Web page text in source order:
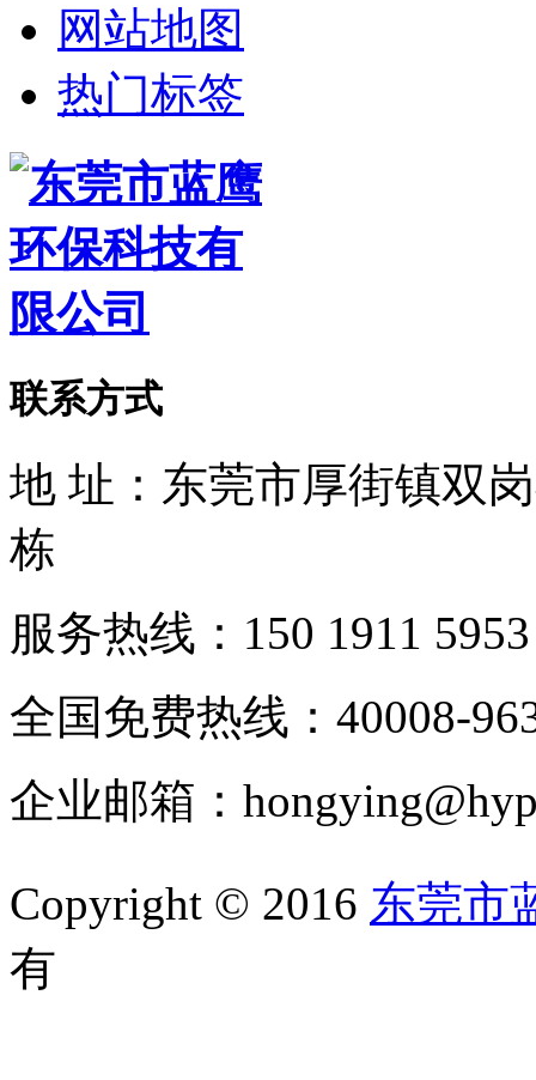
网站地图
热门标签
联系方式
地 址：东莞市厚街镇双
栋
服务热线：150 1911 5953
全国免费热线：40008-
企业邮箱：
Copyright © 2016 东莞市
有